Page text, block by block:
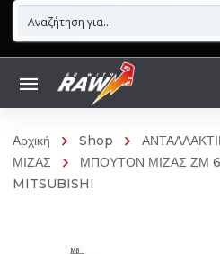
Αρχική Shop
ΜΙΖΑΣ
ΜΠΟΥΤΟΝ ΜΙΖΑΣ ΖΜ
MITSUBISHI